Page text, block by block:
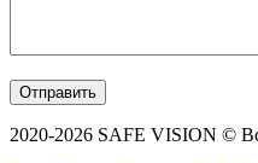
2020-2026 SAFE VISION ©